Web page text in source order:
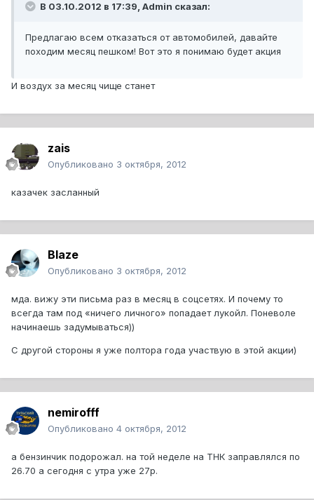
В 03.10.2012 в 17:39, Admin сказал:
Предлагаю всем отказаться от автомобилей, давайте
походим месяц пешком! Вот это я понимаю будет акция
И воздух за месяц чище станет
zais
Опубликовано 3 октября, 2012
казачек засланный
Blaze
Опубликовано 3 октября, 2012
мда. вижу эти письма раз в месяц в соцсетях. И почему то
всегда там под «ничего личного» попадает лукойл. Поневоле
начинаешь задумываться))
С другой стороны я уже полтора года участвую в этой акции)
nemirofff
Опубликовано 4 октября, 2012
а бензинчик подорожал. на той неделе на ТНК заправлялся по
26.70 а сегодня с утра уже 27р.